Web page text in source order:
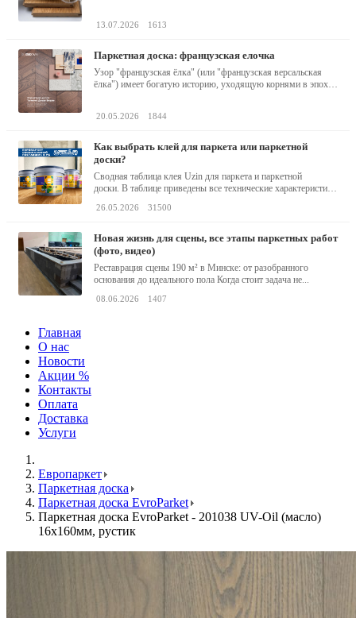
13.07.2026 1613
паркетная доска: французская елочка
Узор "французская ёлка" (или "французская версальская
ёлка") имеет богатую историю, уходящую корнями в эпоху
20.05.2026 1844
как выбрать клей для паркета или паркетной
доски?
Сводная таблица клея Uzin для паркета и паркетной
доски. В таблице приведены все технические характеристики
26.05.2026 31500
новая жизнь для сцены, все этапы паркетных работ
(фото, видео)
Реставрация сцены 190 м² в Минске: от разобранного
основания до идеального пола Когда стоит задача не...
08.06.2026 1407
Главная
О нас
Новости
Акции %
Контакты
Оплата
Доставка
Услуги
Европаркет
Паркетная доска
Паркетная доска EvroParket
Паркетная доска EvroParket - 201038 UV-Oil (масло)
16x160мм, рустик